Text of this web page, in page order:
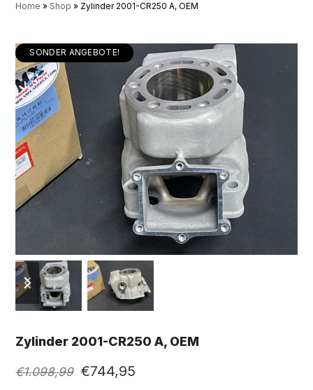
Home » Shop » Zylinder 2001-CR250 A, OEM
SONDER ANGEBOTE!
previous
slide
next
slide
Zylinder 2001-CR250 A, OEM
€1.098,99 Ursprünglicher
€744,95